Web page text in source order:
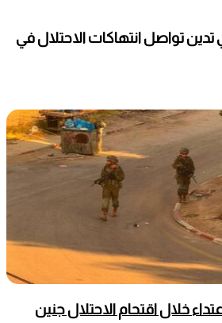
تدين تواصل انتهاكات الاحتلال في
خلال اقتحام الاحتلال جنين